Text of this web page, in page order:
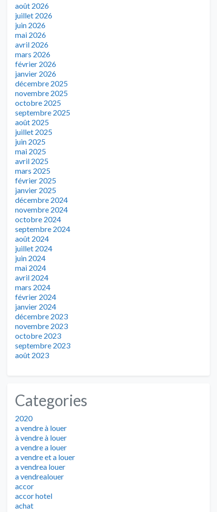
août 2026
juillet 2026
juin 2026
mai 2026
avril 2026
mars 2026
février 2026
janvier 2026
décembre 2025
novembre 2025
octobre 2025
septembre 2025
août 2025
juillet 2025
juin 2025
mai 2025
avril 2025
mars 2025
février 2025
janvier 2025
décembre 2024
novembre 2024
octobre 2024
septembre 2024
août 2024
juillet 2024
juin 2024
mai 2024
avril 2024
mars 2024
février 2024
janvier 2024
décembre 2023
novembre 2023
octobre 2023
septembre 2023
août 2023
Categories
2020
a vendre à louer
à vendre à louer
a vendre a louer
a vendre et a louer
a vendrea louer
a vendrealouer
accor
accor hotel
achat